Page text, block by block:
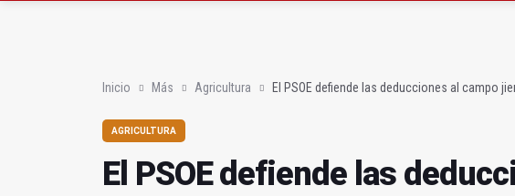
Inicio Más Agricultura El PSOE defiende las deducciones al campo
AGRICULTURA
El PSOE defiende las